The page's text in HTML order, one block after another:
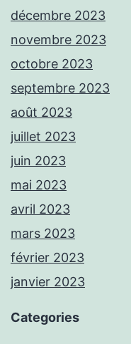
décembre 2023
novembre 2023
octobre 2023
septembre 2023
août 2023
juillet 2023
juin 2023
mai 2023
avril 2023
mars 2023
février 2023
janvier 2023
Categories